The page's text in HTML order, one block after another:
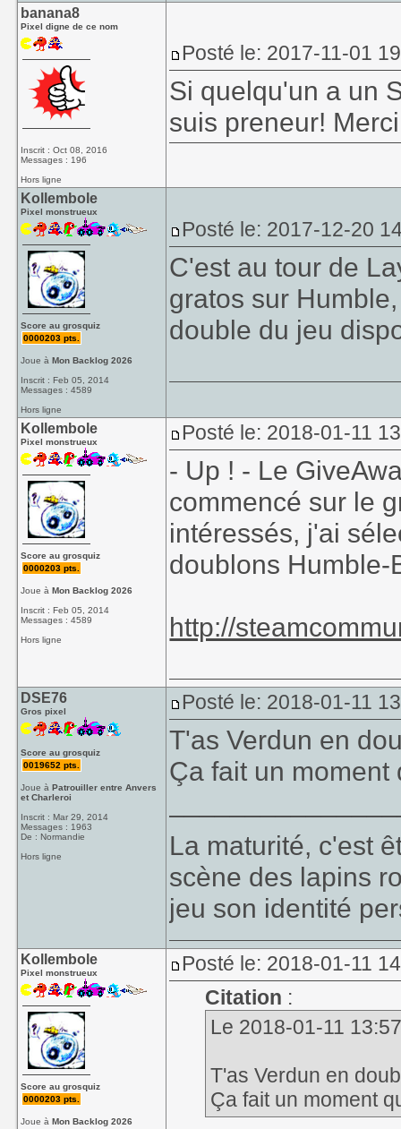
banana8
Pixel digne de ce nom
Inscrit : Oct 08, 2016
Messages : 196
Hors ligne
Posté le: 2017-11-01
Si quelqu'un a un
suis preneur!
Kollembole
Pixel monstrueux
Score au grosquiz
0000203 pts.
Joue àMon Backlog 2026
Inscrit : Feb 05, 2014
Messages : 4589
Hors ligne
Posté le: 2017-12-20
C'est au tour de
gratos sur
double du jeu
Kollembole
Pixel monstrueux
Score au grosquiz
0000203 pts.
Joue àMon Backlog 2026
Inscrit : Feb 05, 2014
Messages : 4589
Hors ligne
Posté le: 2018-01-11
- Up ! - Le
commencé sur le
intéressés, j'ai
doublons
http://
DSE76
Gros pixel
Score au grosquiz
0019652 pts.
Joue àPatrouiller entre Anvers
et Charleroi
Inscrit : Mar 29, 2014
Messages : 1963
De : Normandie
Hors ligne
Posté le: 2018-01-11
T'as Verdun en
Ça fait un moment
La maturité, c'est
scène des lapins
jeu son identité
Kollembole
Pixel monstrueux
Score au grosquiz
0000203 pts.
Joue àMon Backlog 2026
Posté le: 2018-01-11
Citation :
Le 2018-01-11
T'as Verdun en
Ça fait un moment